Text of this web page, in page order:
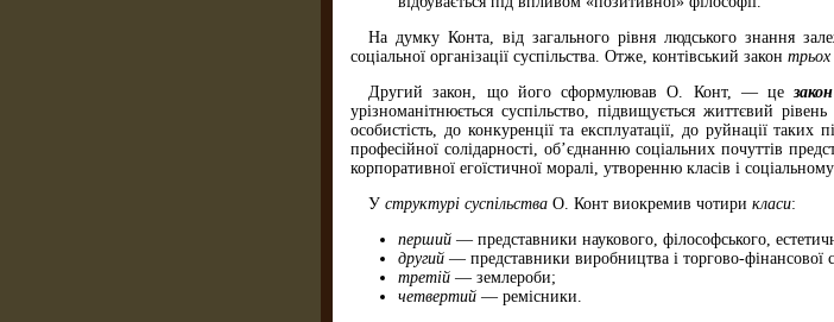
На думку Конта, від загального рівня людського знання
соціальної організації суспільства. Отже, контівський закон трьох
Другий закон, що його сформулював О. Конт, — це
урізноманітнюється суспільство, підвищується життєвий
особистість, до конкуренції та експлуатації, до руйнації
професійної солідарності, об’єд­нанню соціальних почуттів
корпоративної егоїстичної моралі, утворенню класів і
У структурі суспільства О. Конт виокремив чотири класи:
перший — представники наукового, філософського,
другий — представники виробництва і торгово-фінансової
третій — землероби;
четвертий — ремісники.